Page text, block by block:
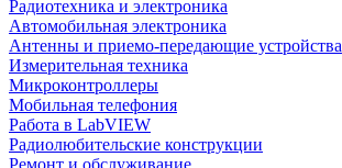
Радиотехника и электроника
Автомобильная электроника
Антенны и приемо-передающие устройства
Измерительная техника
Микроконтроллеры
Мобильная телефония
Работа в LabVIEW
Радиолюбительские конструкции
Ремонт и обслуживание